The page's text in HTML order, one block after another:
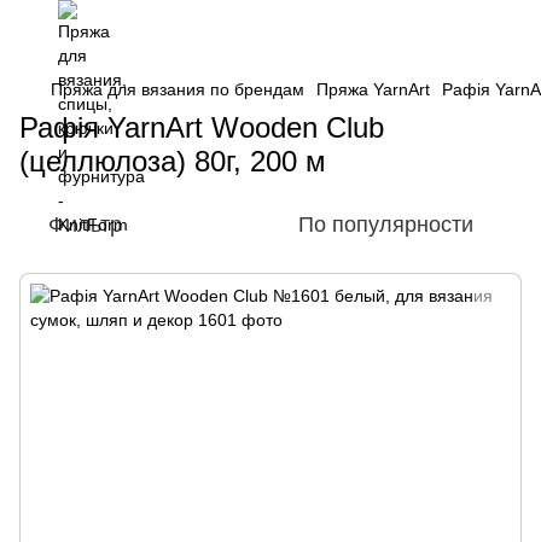
Пряжа для вязания по брендам Пряжа YarnArt Рафія
Рафія YarnArt Wooden Club
(целлюлоза) 80г, 200 м
Фильтр По популярности